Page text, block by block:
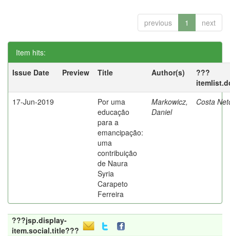
previous 1 next
Item hits:
Issue Date
Preview Title Author(s)
???
17-Jun-2019
Por uma
educação
para a
emancipação:
uma
contribuição
de Naura
Syria
Carapeto
Ferreira
Markowicz,
Daniel
Costa
???jsp.display-
item.social.title???